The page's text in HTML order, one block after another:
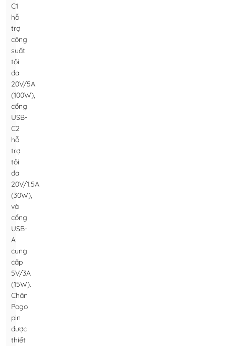
C1
hỗ
trợ
công
suất
tối
đa
20V/5A
(100W),
cổng
USB-
C2
hỗ
trợ
tối
đa
20V/1.5A
(30W),
và
cổng
USB-
A
cung
cấp
5V/3A
(15W).
Chân
Pogo
pin
được
thiết